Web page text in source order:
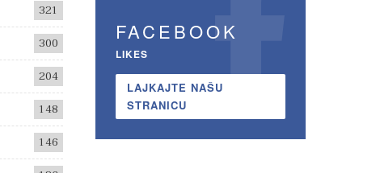
321
300
204
148
146
FACEBOOK
LIKES
LAJKAJTE NAŠU
STRANICU